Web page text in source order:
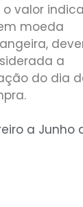
o valor
moeda
a
do dia
a Junho